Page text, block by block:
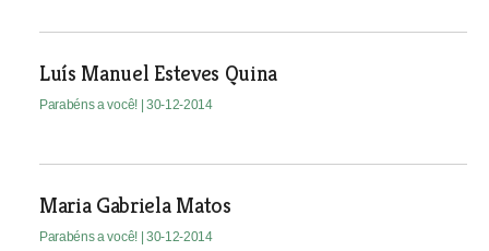
Luís Manuel Esteves Quina
Parabéns a você! | 30-12-2014
Maria Gabriela Matos
Parabéns a você! | 30-12-2014